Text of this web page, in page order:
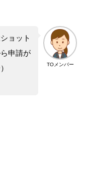
TOメンバー
ョット
申請が